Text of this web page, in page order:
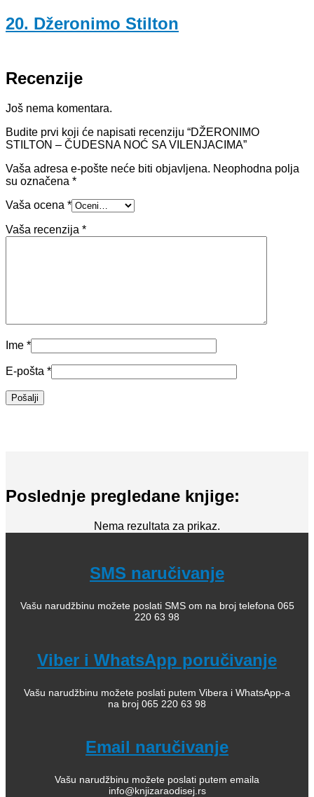
20. Džeronimo Stilton
Recenzije
Još nema komentara.
Budite prvi koji će napisati recenziju “DŽERONIMO
STILTON – ČUDESNA NOĆ SA VILENJACIMA”
Vaša adresa e-pošte neće biti objavljena. Neophodna polja
su označena *
Vaša ocena *
Vaša recenzija *
Ime *
E-pošta *
Poslednje pregledane knjige:
Nema rezultata za prikaz.
SMS naručivanje
Vašu narudžbinu možete poslati SMS om na broj telefona 065
220 63 98
Viber i WhatsApp poručivanje
Vašu narudžbinu možete poslati putem Vibera i WhatsApp-a
na broj 065 220 63 98
Email naručivanje
Vašu narudžbinu možete poslati putem emaila
info@knjizaraodisej.rs